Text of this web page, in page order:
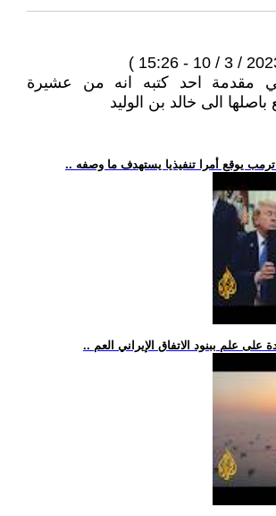
مقدمة احد كتبه انه من عشيرة
الى خالد بن الوليد
ترمب يوقع أمرا تنفيذيا يستهدف ما وصفه
على علم ببنود الاتفاق الإيراني العم